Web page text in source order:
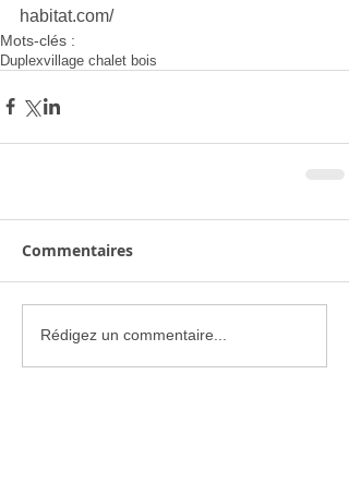
habitat.com/
Mots-clés :
Duplexvillage chalet bois
Commentaires
Rédigez un commentaire...